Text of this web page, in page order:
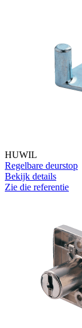
HUWIL
Regelbare deurstop
Bekijk details
Zie die referentie